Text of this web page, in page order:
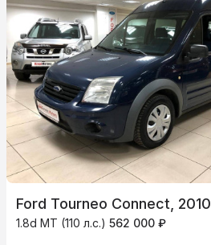
Ford Tourneo Connect, 2010
1.8d MT (110 л.с.) 562 000 ₽